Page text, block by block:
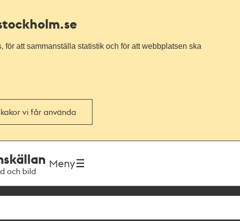
att sammanställa statistik och för att webbplatsen ska
vi får använda
och bild
Meny